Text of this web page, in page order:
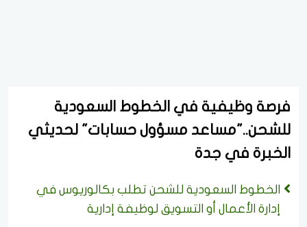
فرصة وظيفية في الخطوط السعودية
للشحن.."مساعد مسؤول حسابات" لحديثي
الخبرة في جدة
الخطوط السعودية للشحن تطلب بكالوريوس في
إدارة الأعمال أو التسويق لوظيفة إدارية